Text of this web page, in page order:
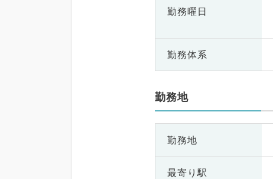
勤務曜日
勤務体系
勤務地
勤務地
最寄り駅